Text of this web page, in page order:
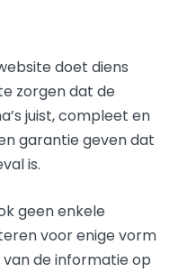
doet diens
zorgen dat de
juist, compleet en
garantie geven dat
is.
geen enkele
voor enige vorm
de informatie op